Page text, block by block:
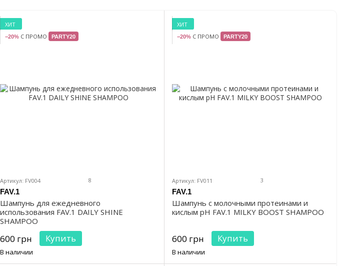
ХИТ
−20% С ПРОМО PARTY20
Артикул: FV004 8
FAV.1
Шампунь для ежедневного
использования FAV.1 DAILY SHINE
SHAMPOO
600 грн Купить
В наличии
ХИТ
−20% С ПРОМО PARTY20
Артикул: FV011 3
FAV.1
Шампунь с молочными протеинами и
кислым pH FAV.1 MILKY BOOST SHAMPOO
600 грн Купить
В наличии